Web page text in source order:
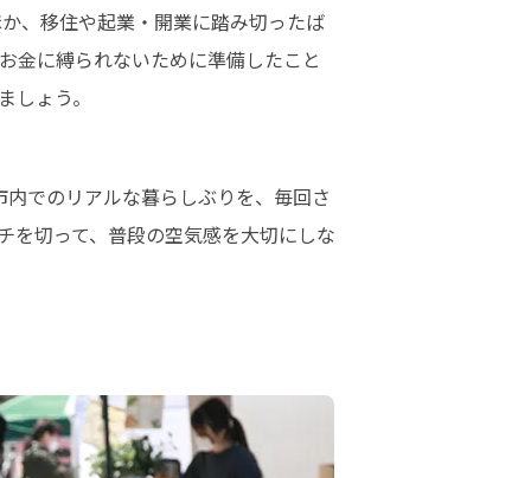
、移住や起業・開業に踏み切ったば
金に縛られないために準備したこと
ょう。
でのリアルな暮らしぶりを、毎回さ
を切って、普段の空気感を大切にしな